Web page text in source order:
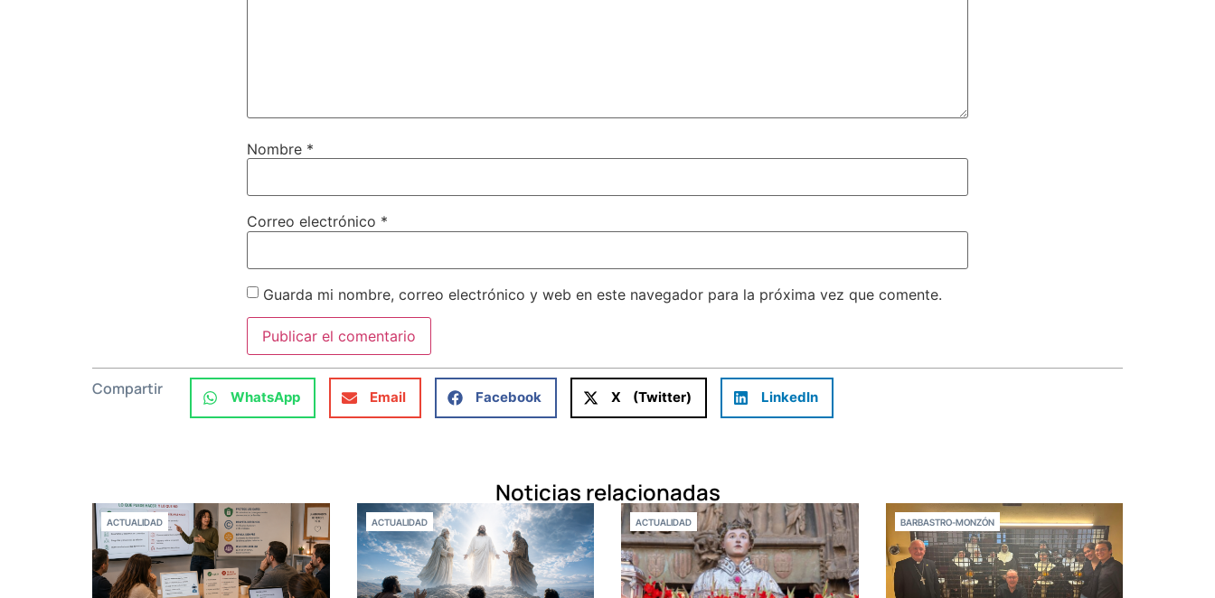
Nombre *
Correo electrónico *
Guarda mi nombre, correo electrónico y web en este navegador para la próxima vez que comente.
Compartir WhatsApp Email Facebook X (Twitter) LinkedIn
Noticias relacionadas
ACTUALIDAD ACTUALIDAD ACTUALIDAD BARBASTRO-MONZÓN